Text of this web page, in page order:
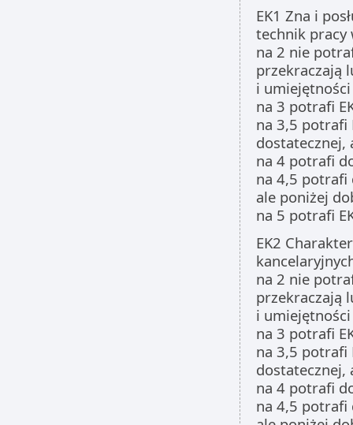
EK1 Zna i
technik
na 2 nie
przekraczają
i umiejętności
na 3 potrafi
na 3,5 potrafi
dostatecznej,
na 4 potrafi
na 4,5 potrafi
ale poniżej
na 5 potrafi
EK2
na 2 nie
przekraczają
i umiejętności
na 3 potrafi
na 3,5 potrafi
dostatecznej,
na 4 potrafi
na 4,5 potrafi